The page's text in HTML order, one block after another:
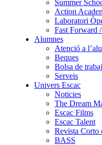
Summer
Action
Laboratori
Fast Forward
Alumnes
Atenció a
Beques
Bolsa de
Serveis
Univers Escac
Noticies
The Dream
Escac Films
Escac Talent
Revista Corto
BASS